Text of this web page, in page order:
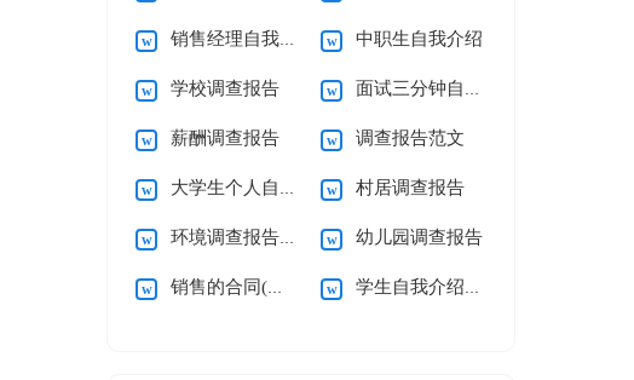
销售经理自我介绍 中职生自我介绍
学校调查报告 面试三分钟自我介绍
薪酬调查报告 调查报告范文
大学生个人自我介绍 村居调查报告
环境调查报告汇编15篇 幼儿园调查报告
销售的合同(通用15篇) 学生自我介绍(集锦15篇)